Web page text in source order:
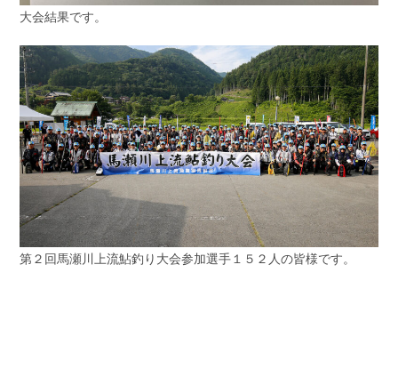
大会結果です。
第２回馬瀬川上流鮎釣り大会参加選手１５２人の皆様です。